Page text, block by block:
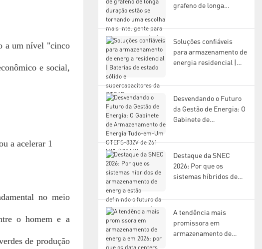
a um nível "cinco
e social,
no meio
o homem e a
de produção
grafeno de longa
tornando uma escolha
mais inteligente para o
armazenamento de
energia moderno?
Soluções confiáveis ​​
para armazenamento de
energia residencial |
sólido e
Desvendando o Futuro
da Gestão de Energia: O
Gabinete de
Energia Tudo-em-Um
kWh/135 kW
Destaque da SNEC
2026: Por que os
sistemas híbridos de
energia estão definindo
o futuro da energia
A tendência mais
promissora em
armazenamento de